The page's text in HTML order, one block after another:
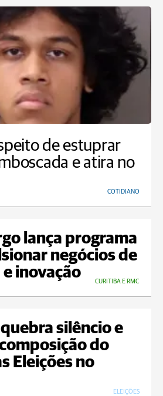
de estuprar
e atira no
COTIDIANO
lança programa
negócios de
inovação
CURITIBA E RMC
silêncio e
do
Eleições no
ELEIÇÕES